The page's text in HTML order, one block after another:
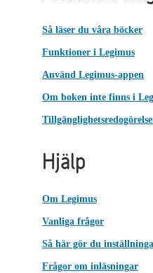
Så läser du våra böcker
Funktioner i Legimus
Använd Legimus-appen
Om boken inte finns i
Hjälp
Om Legimus
Vanliga frågor
Så här gör du
Frågor om inläsningar